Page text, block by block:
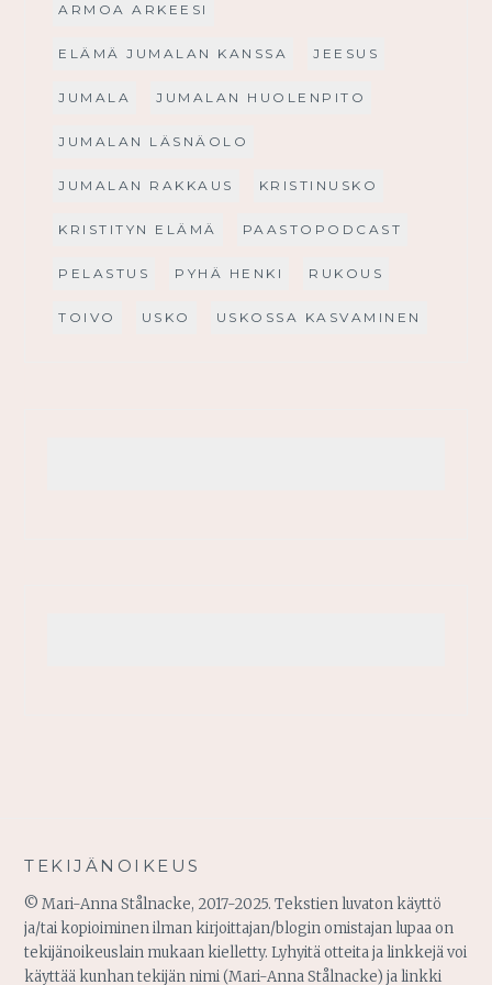
ARMOA ARKEESI
ELÄMÄ JUMALAN KANSSA JEESUS
JUMALA JUMALAN HUOLENPITO
JUMALAN LÄSNÄOLO
JUMALAN RAKKAUS KRISTINUSKO
KRISTITYN ELÄMÄ PAASTOPODCAST
PELASTUS PYHÄ HENKI RUKOUS
TOIVO USKO USKOSSA KASVAMINEN
TEKIJÄNOIKEUS
© Mari-Anna Stålnacke, 2017-2025. Tekstien luvaton käyttö
ja/tai kopioiminen ilman kirjoittajan/blogin omistajan lupaa on
tekijänoikeuslain mukaan kielletty. Lyhyitä otteita ja linkkejä voi
käyttää kunhan tekijän nimi (Mari-Anna Stålnacke) ja linkki